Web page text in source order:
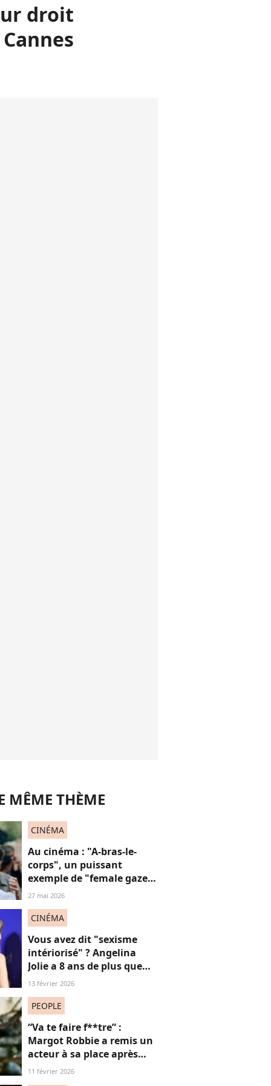
droit
MÊME THÈME
CINÉMA
Au cinéma : "A-bras-le-
corps", un puissant
exemple de "female gaze"
à voir à tout prix
27 mai 2026
CINÉMA
Vous avez dit "sexisme
intériorisé" ? Angelina
Jolie a 8 ans de plus que
Louis Garrel, son
rouges, et ça dérange... les
13 février 2026
PEOPLE
“Va te faire f**tre” :
Margot Robbie a remis un
acteur à sa place après
qu’il lui a conseillé de
11 février 2026